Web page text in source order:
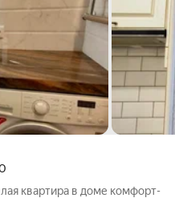
квартира в доме комфорт-